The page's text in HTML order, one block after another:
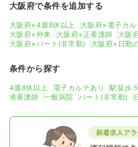
大阪府で条件を追加する
大阪府×4週8休以上 大阪府×電子カル
大阪府×外来
大阪府×正看護師 大阪
大阪府×パート(非常勤)
大阪府×日勤
条件から探す
4週8休以上 電子カルテあり 駅徒歩
准看護師
一般病院 パート(非常勤)